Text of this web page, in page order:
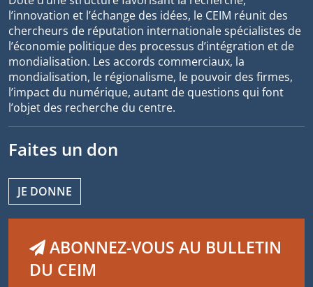
l’innovation et l’échange des idées, le CEIM réunit des
chercheurs de réputation internationale spécialistes de
l’économie politique des processus d’intégration et de
mondialisation. Les accords commerciaux, la
mondialisation, le régionalisme, le pouvoir des firmes,
l’impact du numérique, autant de questions qui font
l’objet des recherche du centre.
Faites un don
JE DONNE
ABONNEZ-VOUS AU BULLETIN
DU CEIM